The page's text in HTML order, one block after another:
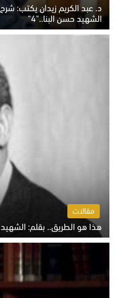
د. عبد الكريم زيدان يكتب:
الشهيد حسن البنا.."4"
الخميس 6 أغسطس 2026 10:27 ص
مقالات
هذا هو الطريق.. بقلم:
الخميس 6 أغسطس 2026 10:52 ص